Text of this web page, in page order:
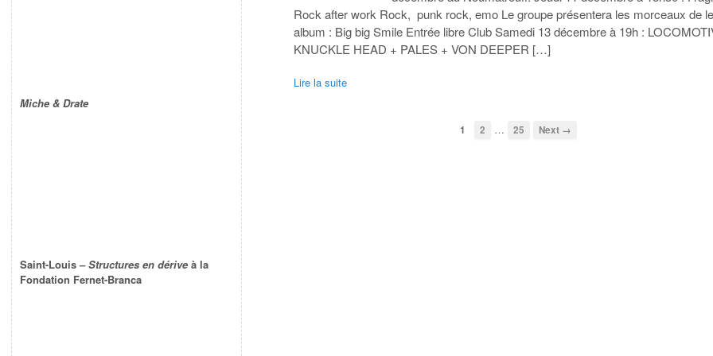
Rock after work Rock, punk rock, emo Le groupe présentera les morceaux de
album : Big big Smile Entrée libre Club Samedi 13 décembre à 19h :
KNUCKLE HEAD + PALES + VON DEEPER […]
Lire la suite
1 2 … 25 Next →
Miche & Drate
Saint-Louis –Structures en dérive à la
Fondation Fernet-Branca